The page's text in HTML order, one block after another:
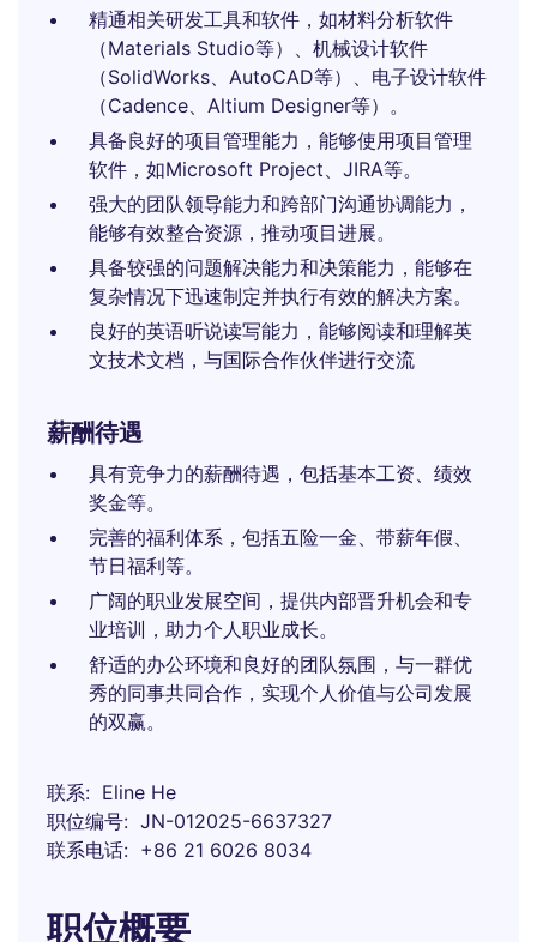
精通相关研发工具和软件，如材料分析软件
（Materials Studio等）、机械设计软件
（SolidWorks、AutoCAD等）、电子设计软件
（Cadence、Altium Designer等）。
具备良好的项目管理能力，能够使用项目管理
软件，如Microsoft Project、JIRA等。
强大的团队领导能力和跨部门沟通协调能力，
能够有效整合资源，推动项目进展。
具备较强的问题解决能力和决策能力，能够在
复杂情况下迅速制定并执行有效的解决方案。
良好的英语听说读写能力，能够阅读和理解英
文技术文档，与国际合作伙伴进行交流
薪酬待遇
具有竞争力的薪酬待遇，包括基本工资、绩效
奖金等。
完善的福利体系，包括五险一金、带薪年假、
节日福利等。
广阔的职业发展空间，提供内部晋升机会和专
业培训，助力个人职业成长。
舒适的办公环境和良好的团队氛围，与一群优
秀的同事共同合作，实现个人价值与公司发展
的双赢。
联系
Eline He
职位编号
JN-012025-6637327
联系电话
+86 21 6026 8034
职位概要